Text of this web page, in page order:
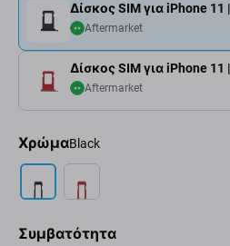
Δίσκος SIM για iPhone 11
Aftermarket
Δίσκος SIM για iPhone
Aftermarket
ΧρώμαBlack
Συμβατότητα